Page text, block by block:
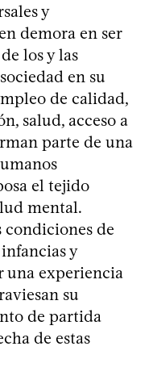
y
demora en ser
los y las
en su
de calidad,
salud, acceso a
parte de una
el tejido
mental.
condiciones de
y
una experiencia
su
de partida
de estas